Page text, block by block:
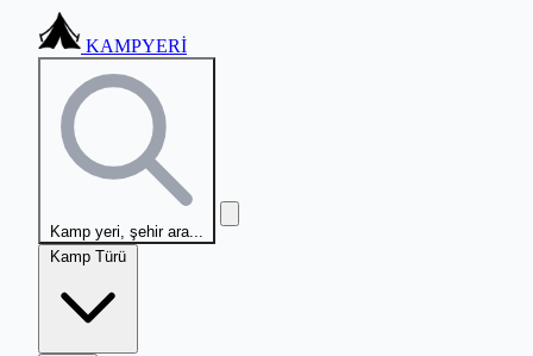
KAMPYERİ
Kamp yeri, şehir ara...
Kamp Türü